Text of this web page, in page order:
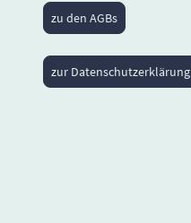
zu den AGBs
zur Datenschutzerklärung